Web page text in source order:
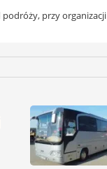
przy organizacji